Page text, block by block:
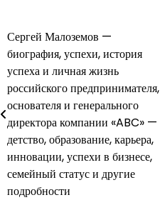
Навигация
по
записям
Сергей Малоземов —
биография, успехи, история
успеха и личная жизнь
российского предпринимателя,
основателя и генерального
директора компании «ABC» —
детство, образование, карьера,
инновации, успехи в бизнесе,
семейный статус и другие
подробности